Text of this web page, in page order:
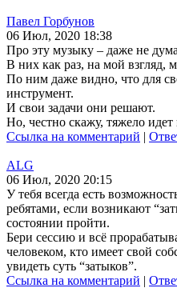
Павел Горбунов
06 Июл, 2020 18:38
Про эту музыку – даже не
В них как раз, на мой взгляд,
По ним даже видно, что для
инструмент.
И свои задачи они решают.
Но, честно скажу, тяжело идет
Ссылка на комментарий |
ALG
06 Июл, 2020 20:15
У тебя всегда есть
ребятами, если возникают
состоянии пройти.
Бери сессию и всё
человеком, кто имеет свой
увидеть суть “затыков”.
Ссылка на комментарий |